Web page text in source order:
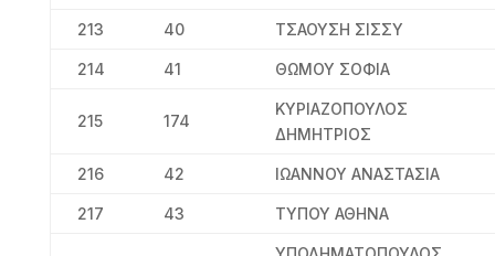
213 40 ΤΣΑΟΥΣΗ ΣΙΣΣΥ
214 41 ΘΩΜΟΥ ΣΟΦΙΑ
215 174
ΚΥΡΙΑΖΟΠΟΥΛΟΣ
ΔΗΜΗΤΡΙΟΣ
216 42 ΙΩΑΝΝΟΥ ΑΝΑΣΤΑΣΙΑ
217 43 ΤΥΠΟΥ ΑΘΗΝΑ